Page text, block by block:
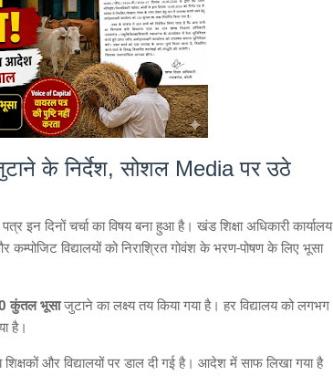
के निर्देश, सोशल Media पर उठे
इन दिनों चर्चा का विषय बना हुआ है। खंड शिक्षा अधिकारी कार्यालय
विद्यालयों को निराश्रित गोवंश के भरण-पोषण के लिए भूसा
कुंतल भूसाजुटाने का लक्ष्य तय किया गया है। हर विद्यालय को लगभग
है।
और विद्यालयों पर डाल दी गई है। आदेश में साफ लिखा गया है